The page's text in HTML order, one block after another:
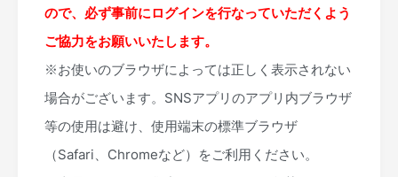
ので、必ず事前にログインを行なっていただくよう
ご協力をお願いいたします。
※お使いのブラウザによっては正しく表示されない
場合がございます。SNSアプリのアプリ内ブラウザ
等の使用は避け、使用端末の標準ブラウザ
（Safari、Chromeなど）をご利用ください。